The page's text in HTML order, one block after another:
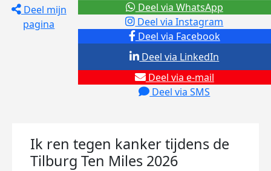
Deel mijn
pagina
Deel via Facebook
Deel via Instagram
Deel via e-mail
Deel via SMS
Deel via LinkedIn
Deel via WhatsApp
Ik ren tegen kanker tijdens de
Tilburg Ten Miles 2026